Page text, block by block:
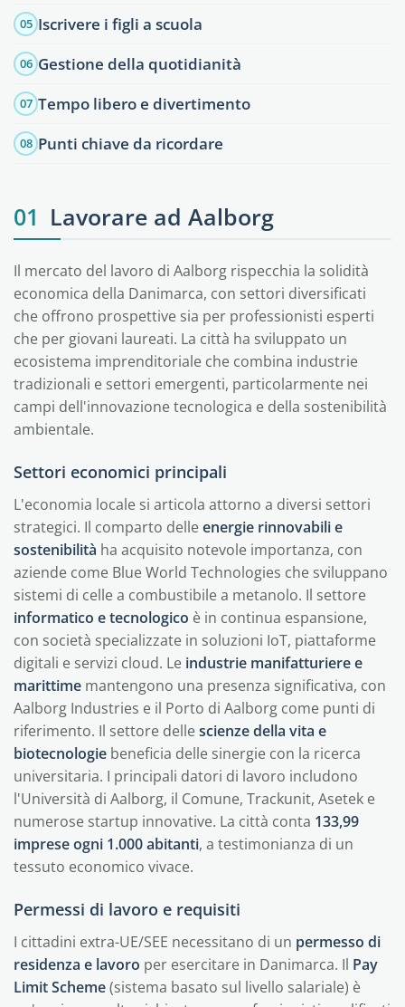
05 Iscrivere i figli a scuola
06 Gestione della quotidianità
07 Tempo libero e divertimento
08 Punti chiave da ricordare
01 Lavorare ad Aalborg
Il mercato del lavoro di Aalborg rispecchia la solidità
economica della Danimarca, con settori diversificati
che offrono prospettive sia per professionisti esperti
che per giovani laureati. La città ha sviluppato un
ecosistema imprenditoriale che combina industrie
tradizionali e settori emergenti, particolarmente nei
campi dell'innovazione tecnologica e della sostenibilità
ambientale.
Settori economici principali
L'economia locale si articola attorno a diversi settori
strategici. Il comparto delleenergie rinnovabili e
sostenibilità ha acquisito notevole importanza, con
aziende come Blue World Technologies che sviluppano
sistemi di celle a combustibile a metanolo. Il settore
informatico e tecnologico è in continua espansione,
con società specializzate in soluzioni IoT, piattaforme
digitali e servizi cloud. Le industrie manifatturiere e
marittime mantengono una presenza significativa, con
Aalborg Industries e il Porto di Aalborg come punti di
riferimento. Il settore dellescienze della vita e
biotecnologie beneficia delle sinergie con la ricerca
universitaria. I principali datori di lavoro includono
l'Università di Aalborg, il Comune, Trackunit, Asetek e
numerose startup innovative. La città conta 133,99
imprese ogni 1.000 abitanti, a testimonianza di un
tessuto economico vivace.
Permessi di lavoro e requisiti
I cittadini extra-UE/SEE necessitano di un permesso di
residenza e lavoro per esercitare in Danimarca. Il Pay
Limit Scheme(sistema basato sul livello salariale) è